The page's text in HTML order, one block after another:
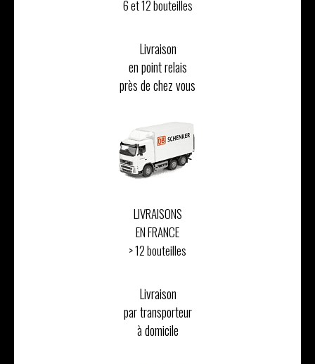
6 et 12 bouteilles
Livraison
en point relais
près de chez vous
LIVRAISONS
EN FRANCE
> 12 bouteilles
Livraison
par transporteur
à domicile